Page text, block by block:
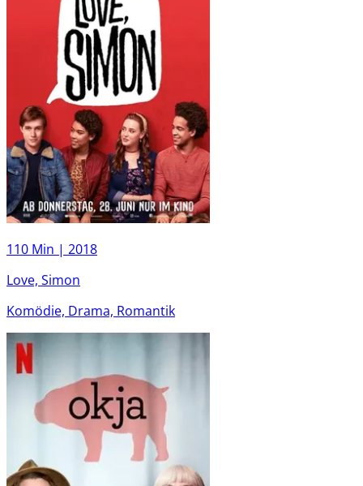
110 Min | 2018
Love, Simon
Komödie, Drama, Romantik